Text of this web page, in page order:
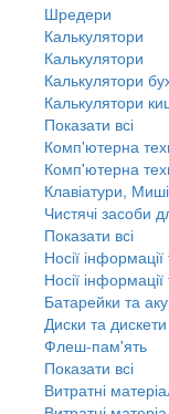
Шредери
Калькулятори
Калькулятори
Калькулятори
Калькулятори
Показати всі
Комп'ютерна
Комп'ютерна
Клавіатури, Миші
Чистячі засоби
Показати всі
Носії
Носії
Батарейки та
Диски та дискети
Флеш-пам'ять
Показати всі
Витратні